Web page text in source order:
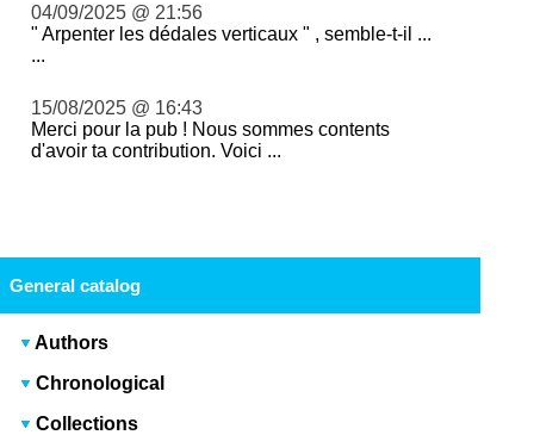
04/09/2025 @ 21:56
" Arpenter les dédales verticaux " , semble-t-il ...
...
15/08/2025 @ 16:43
Merci pour la pub ! Nous sommes contents
d'avoir ta contribution. Voici ...
General catalog
Authors
Chronological
Collections